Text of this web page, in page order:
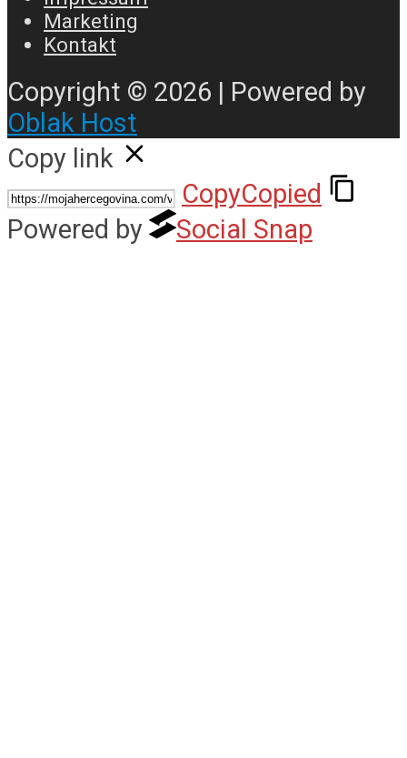
Marketing
Kontakt
Copyright © 2026 | Powered by
Oblak Host
Copy link
CopyCopied
Powered by
Social Snap